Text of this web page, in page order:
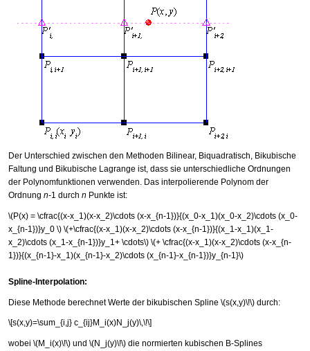
Der Unterschied zwischen den Methoden Bilinear, Biquadratisch, Bikubische
Faltung und Bikubische Lagrange ist, dass sie unterschiedliche Ordnungen
der Polynomfunktionen verwenden. Das interpolierende Polynom der
Ordnung n-1 durch n Punkte ist:
\(P(x) = \cfrac{(x-x_1)(x-x_2)\cdots (x-x_{n-1})}{(x_0-x_1)(x_0-x_2)\cdots (x_0-
x_{n-1})}y_0 \) \(+\cfrac{(x-x_1)(x-x_2)\cdots (x-x_{n-1})}{(x_1-x_1)(x_1-
x_2)\cdots (x_1-x_{n-1})}y_1+ \cdots\) \(+ \cfrac{(x-x_1)(x-x_2)\cdots (x-x_{n-
1})}{(x_{n-1}-x_1)(x_{n-1}-x_2)\cdots (x_{n-1}-x_{n-1})}y_{n-1}\)
Spline-Interpolation:
Diese Methode berechnet Werte der bikubischen Spline \(s(x,y)\!\) durch:
\[s(x,y)=\sum_{i,j} c_{ij}M_i(x)N_j(y)\,\!\]
wobei \(M_i(x)\!\) und \(N_j(y)\!\) die normierten kubischen B-Splines